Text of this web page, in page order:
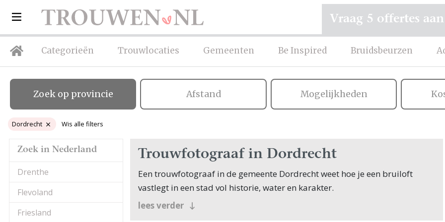
Categorieën Trouwlocaties Gemeenten Be Inspired Bruidsbeurzen
Vraag 5 offertes
Zoek op provincie Afstand Mogelijkheden
Dordrecht Wis alle filters
Zoek in Nederland
Drenthe
Flevoland
Friesland
Trouwfotograaf in Dordrecht
Een trouwfotograaf in de gemeente Dordrecht weet hoe je een bruiloft
vastlegt in een stad vol historie, water en karakter.
Dordrecht, als oudste stad van Holland, biedt een uniek decor voor
lees verder